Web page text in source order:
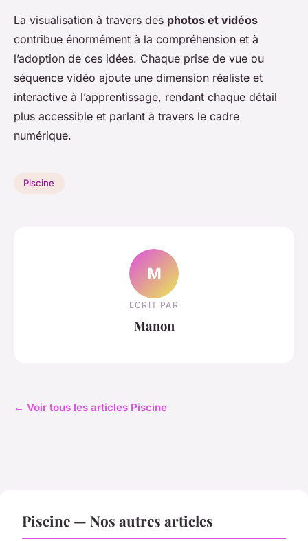
La visualisation à travers des photos et vidéos
contribue énormément à la compréhension et à
l’adoption de ces idées. Chaque prise de vue ou
séquence vidéo ajoute une dimension réaliste et
interactive à l’apprentissage, rendant chaque détail
plus accessible et parlant à travers le cadre
numérique.
Piscine
M
ECRIT PAR
Manon
← Voir tous les articles Piscine
Piscine — Nos autres articles